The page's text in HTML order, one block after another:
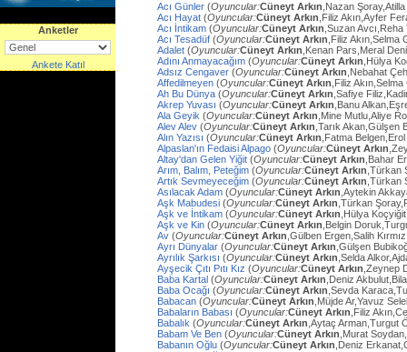
Anketler
Ankete Katıl
Acı Günler (Oyuncular:Cüneyt Arkın ,Nazan
Acı Hayat (Oyuncular:Cüneyt Arkın ,Filiz Akın,Ayfer
Acı İntikam (Oyuncular:Cüneyt Arkın ,Suzan
Acı Tesadüf (Oyuncular:Cüneyt Arkın ,Filiz Akın,Selma
Adalet (Oyuncular:Cüneyt Arkın ,Kenan Pars,Meral
Adını Anmayacağım (Oyuncular:Cüneyt Arkın ,Hülya
Adsız Cengaver (Oyuncular:Cüneyt Arkın ,Nebahat
Affedilmeyen (Oyuncular:Cüneyt Arkın ,Filiz
Ah Bu Dünya (Oyuncular:Cüneyt Arkın ,Safiye
Akrep Yuvası (Oyuncular:Cüneyt Arkın ,Banu
Ala Geyik (Oyuncular:Cüneyt Arkın ,Mine Mutlu,Aliye
Alev Alev (Oyuncular:Cüneyt Arkın ,Tarık Akan,Gülşen
Alın Yazısı (Oyuncular:Cüneyt Arkın ,Fatma
Alpaslan'ın Fedaisi Alpago (Oyuncular:Cüneyt Arkın
Altay'dan Gelen Yiğit (Oyuncular:Cüneyt Arkın ,Bahar
Arım, Balım, Peteğim (Oyuncular:Cüneyt Arkın ,Türkan
Artık Sevmeyeceğim (Oyuncular:Cüneyt Arkın ,Türkan
Asılacak Adam (Oyuncular:Cüneyt Arkın ,Aytekin
Aşk Mabudesi (Oyuncular:Cüneyt Arkın ,Türkan
Aşk ve İntikam (Oyuncular:Cüneyt Arkın ,Hülya
Aşk ve Kin (Oyuncular:Cüneyt Arkın ,Belgin
Av (Oyuncular:Cüneyt Arkın ,Gülben Ergen,Salih
Ayrı Dünyalar (Oyuncular:Cüneyt Arkın ,Gülşen
Ayrılık Şarkısı (Oyuncular:Cüneyt Arkın ,Selda
Ayşecik Çıtı Pıtı Kız (Oyuncular:Cüneyt Arkın ,Zeynep
Baba Kartal (Oyuncular:Cüneyt Arkın ,Deniz
Baba Ocağı (Oyuncular:Cüneyt Arkın ,Sevda
Babacan (Oyuncular:Cüneyt Arkın ,Müjde Ar,Yavuz
Babaların Babası (Oyuncular:Cüneyt Arkın ,Filiz
Babalık (Oyuncular:Cüneyt Arkın ,Aytaç Arman,Turgut
Babam Ve Ben (Oyuncular:Cüneyt Arkın ,Murat
Babanın Oğlu (Oyuncular:Cüneyt Arkın ,Deniz